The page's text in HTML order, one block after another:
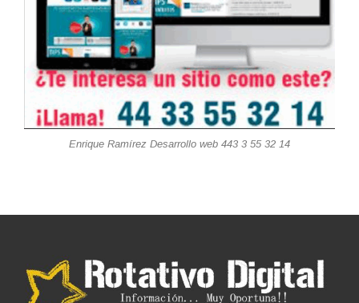
Enrique Ramírez Desarrollo web 443 3 55 32 14